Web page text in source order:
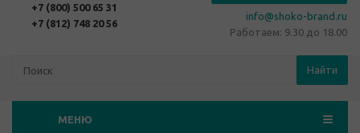
+7 (800) 500 65 31
+7 (812) 748 20 56
info@shoko-brand.ru
Работаем: 9.30 до 18.00
Найти
МЕНЮ